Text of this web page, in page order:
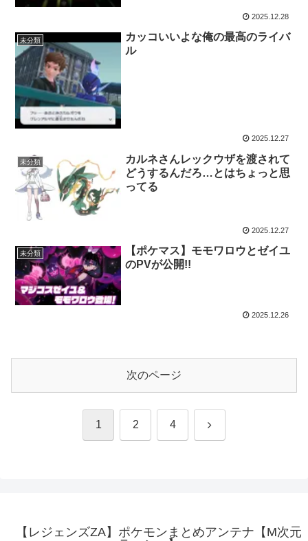
2025.12.28
未分類
カッコいいよな俺の最高のライバ
ル
2025.12.27
未分類
カルネさんレックウザを渡されて
どうするんだろ…とはちょっと思
ってる
2025.12.27
未分類
【ポケマス】モモワロウとゼイユ
のPVが公開!!
2025.12.26
次のページ
1 2 4 次
【レジェンズZA】ポケモンまとめアンテナ【M次元